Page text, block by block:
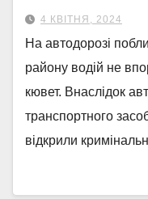
4 КВІТНЯ, 2024
На автодорозі
району водій не
кювет. Внаслідок
транспортного
відкрили